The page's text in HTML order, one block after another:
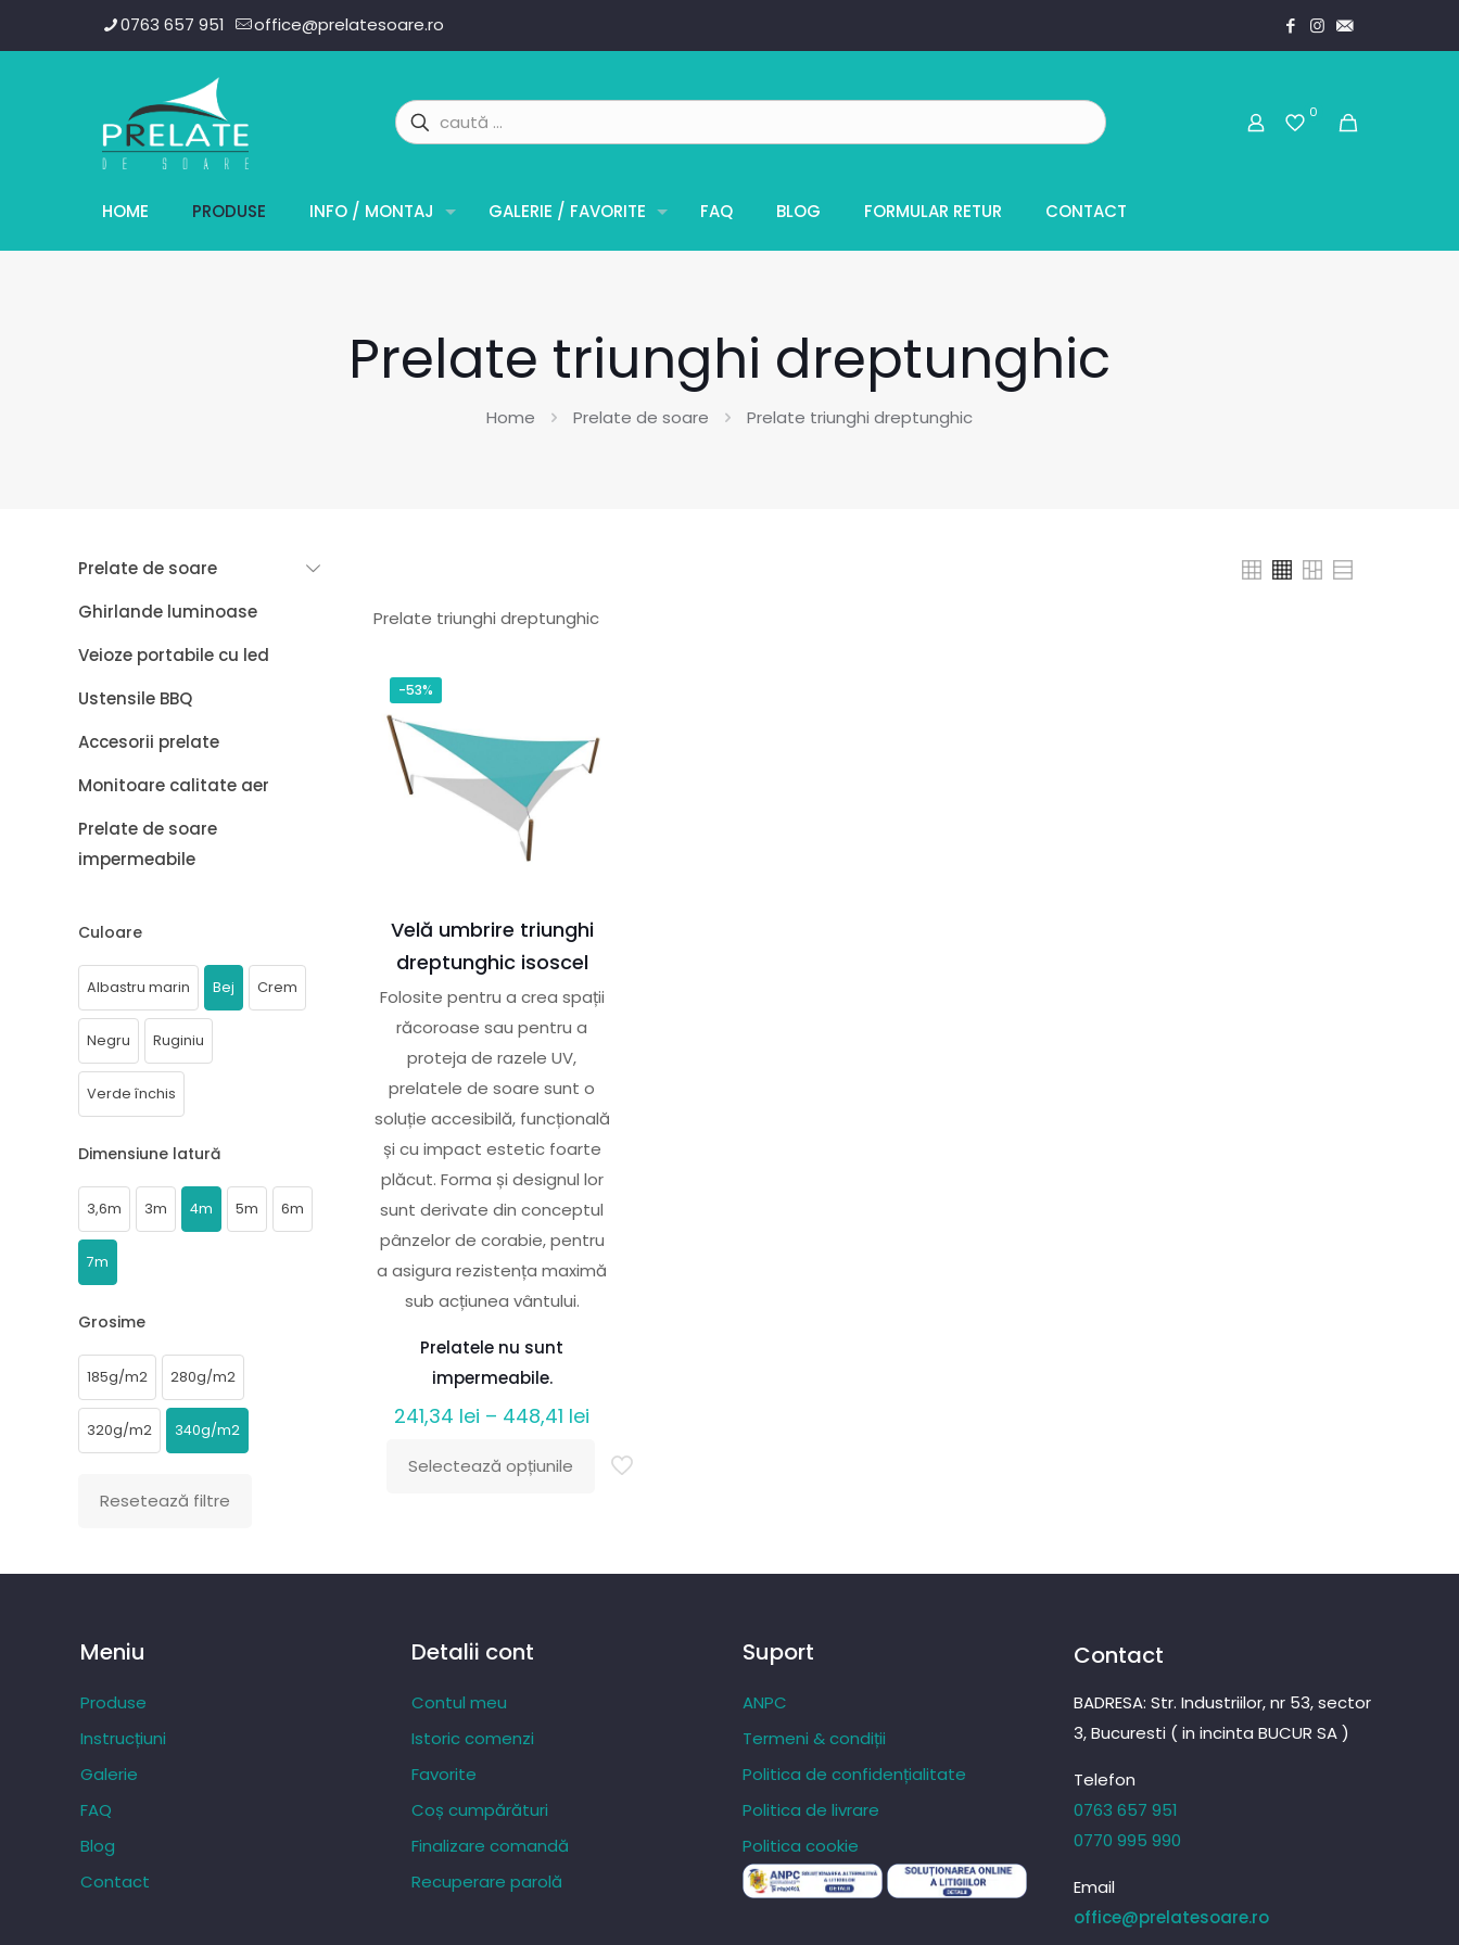
0763 657 951 office@prelatesoare.ro
0
HOME PRODUSE INFO / MONTAJ GALERIE / FAVORITE FAQ BLOG FORMULAR RETUR CONTACT
Prelate triunghi dreptunghic
Home Prelate de soare Prelate triunghi dreptunghic
Prelate triunghi dreptunghic
-53%
Velă umbrire triunghi
dreptunghic isoscel
Folosite pentru a crea spații
răcoroase sau pentru a
proteja de razele UV,
prelatele de soare sunt o
soluție accesibilă, funcțională
și cu impact estetic foarte
plăcut. Forma și designul lor
sunt derivate din conceptul
pânzelor de corabie, pentru
a asigura rezistența maximă
sub acțiunea vântului.
Prelatele nu sunt
impermeabile.
241,34 lei – 448,41 lei
prețuri:
Selectează opțiunile
Acest
mai
Opțiunile
pot
pagina
produsului.
Prelate de soare
Ghirlande luminoase
Veioze portabile cu led
Ustensile BBQ
Accesorii prelate
Monitoare calitate aer
Prelate de soare
impermeabile
Culoare
Albastru marin Bej Crem
Negru Ruginiu
Verde închis
Dimensiune latură
3,6m 3m 4m 5m 6m
7m
Grosime
185g/m2 280g/m2
320g/m2 340g/m2
Resetează filtre
Meniu
Produse
Instrucțiuni
Galerie
FAQ
Blog
Contact
Detalii cont
Contul meu
Istoric comenzi
Favorite
Coș cumpărături
Finalizare comandă
Recuperare parolă
Suport
ANPC
Termeni & condiții
Politica de confidențialitate
Politica de livrare
Politica cookie
Contact
BADRESA: Str. Industriilor, nr 53, sector
3, Bucuresti ( in incinta BUCUR SA )
Telefon
0763 657 951
0770 995 990
Email
office@prelatesoare.ro